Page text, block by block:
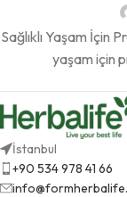
Sağlıklı Yaşam İçin
yaşam için
İstanbul
+90 534 978 41 66